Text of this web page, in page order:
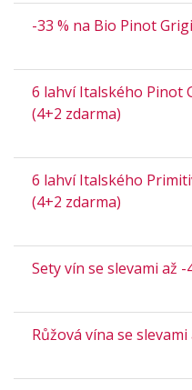
-33 % na Bio Pinot
6 lahví Italského Pinot
(4+2 zdarma)
6 lahví Italského
(4+2 zdarma)
Sety vín se slevami až -
Růžová vína se slevami